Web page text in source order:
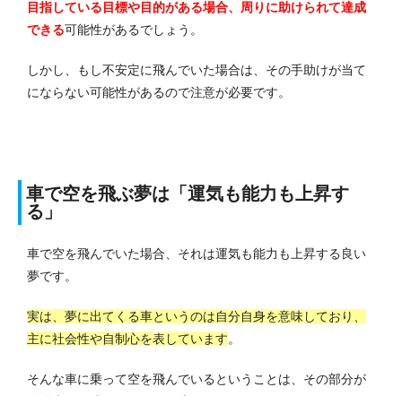
目指している目標や目的がある場合、周りに助けられて達成
できる可能性があるでしょう。
しかし、もし不安定に飛んでいた場合は、その手助けが当て
にならない可能性があるので注意が必要です。
車で空を飛ぶ夢は「運気も能力も上昇す
る」
車で空を飛んでいた場合、それは運気も能力も上昇する良い
夢です。
実は、夢に出てくる車というのは自分自身を意味しており、
主に社会性や自制心を表しています。
そんな車に乗って空を飛んでいるということは、その部分が